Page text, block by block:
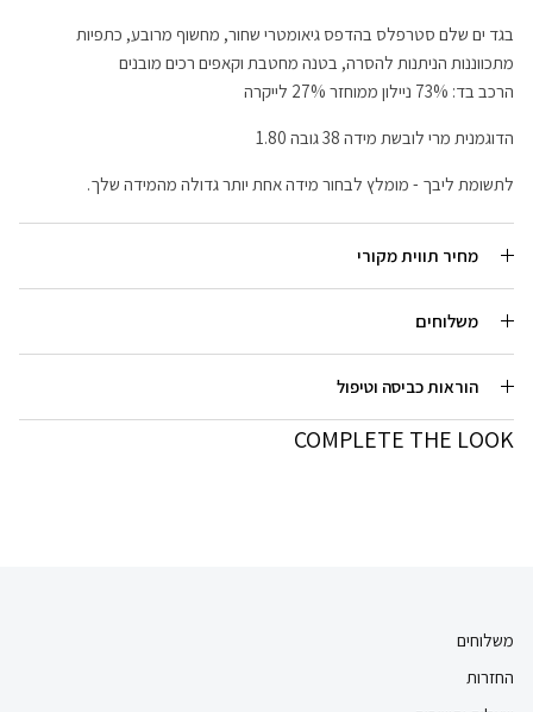
בגד ים שלם סטרפלס בהדפס גיאומטרי שחור, מחשוף מרובע, כתפיות
מתכווננות הניתנות להסרה, בטנה מחטבת וקאפים רכים מובנים
הרכב בד: 73% ניילון ממוחזר 27% לייקרה
הדוגמנית מרי לובשת מידה 38 גובה 1.80
לתשומת ליבך - מומלץ לבחור מידה אחת יותר גדולה מהמידה שלך.
מחיר תווית מקורי
משלוחים
הוראות כביסה וטיפול
COMPLETE THE LOOK
משלוחים
החזרות